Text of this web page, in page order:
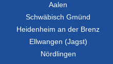
Aalen
Schwäbisch Gmünd
Heidenheim an der Brenz
Ellwangen (Jagst)
Nördlingen